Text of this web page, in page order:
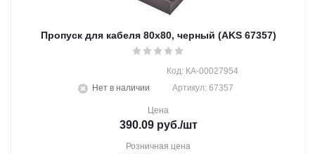
Пропуск для кабеля 80х80, черный (AKS 67357)
Нет в наличии
Код: КА-00027954
Артикул: 67357
Цена
390.09руб./шт
Розничная цена